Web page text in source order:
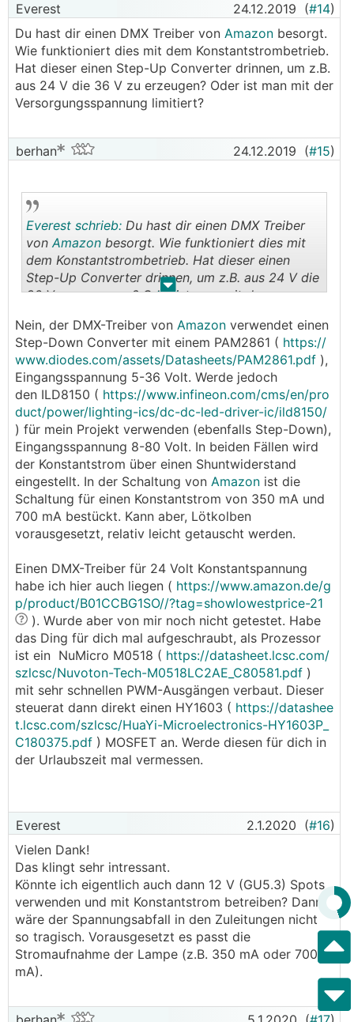
Everest 24.12.2019 (#14)
Du hast dir einen DMX Treiber von Amazon besorgt.
Wie funktioniert dies mit dem Konstantstrombetrieb.
Hat dieser einen Step-Up Converter drinnen, um z.B.
aus 24 V die 36 V zu erzeugen? Oder ist man mit der
Versorgungsspannung limitiert?
berhan 24.12.2019 (#15)
. .
Everest schrieb: Du hast dir einen DMX Treiber
vonAmazon besorgt. Wie funktioniert dies mit
dem Konstantstrombetrieb. Hat dieser einen
Step-Up Converter drinnen, um z.B. aus 24 V die
36 V zu erzeugen? Oder ist man mit der
Nein, der DMX-Treiber von Amazon verwendet einen
Step-Down Converter mit einem PAM2861 ( https://
www.diodes.com/assets/Datasheets/PAM2861.pdf ),
Eingangsspannung 5-36 Volt. Werde jedoch
den ILD8150 ( https://www.infineon.com/cms/en/pro
duct/power/lighting-ics/dc-dc-led-driver-ic/ild8150/
) für mein Projekt verwenden (ebenfalls Step-Down),
Eingangsspannung 8-80 Volt. In beiden Fällen wird
der Konstantstrom über einen Shuntwiderstand
eingestellt. In der Schaltung von Amazon ist die
Schaltung für einen Konstantstrom von 350 mA und
700 mA bestückt. Kann aber, Lötkolben
vorausgesetzt, relativ leicht getauscht werden.
Einen DMX-Treiber für 24 Volt Konstantspannung
habe ich hier auch liegen ( https://www.amazon.de/g
p/product/B01CCBG1SO//?tag=showlowestprice-21
). Wurde aber von mir noch nicht getestet. Habe
das Ding für dich mal aufgeschraubt, als Prozessor
ist ein NuMicro M0518 ( https://datasheet.lcsc.com/
szlcsc/Nuvoton-Tech-M0518LC2AE_C80581.pdf )
mit sehr schnellen PWM-Ausgängen verbaut. Dieser
steuerat dann direkt einen HY1603 ( https://datashee
t.lcsc.com/szlcsc/HuaYi-Microelectronics-HY1603P_
C180375.pdf ) MOSFET an. Werde diesen für dich in
der Urlaubszeit mal vermessen.
Everest 2.1.2020 (#16)
Vielen Dank!
Das klingt sehr intressant.
Könnte ich eigentlich auch dann 12 V (GU5.3) Spots
verwenden und mit Konstantstrom betreiben? Dann
wäre der Spannungsabfall in den Zuleitungen nicht
so tragisch. Vorausgesetzt es passt die
Stromaufnahme der Lampe (z.B. 350 mA oder 700
mA).